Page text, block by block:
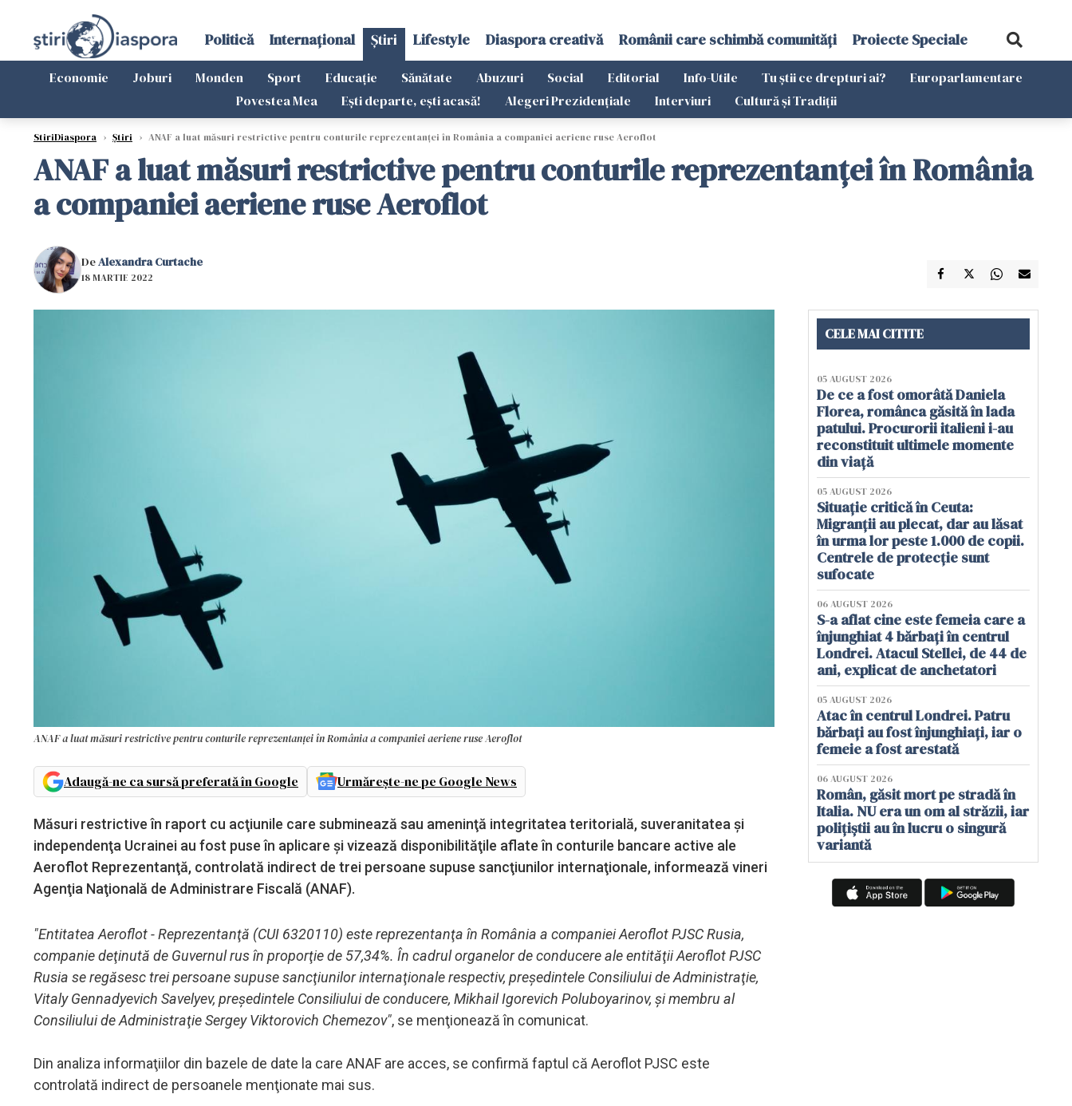
Politică Internațional Știri Lifestyle Diaspora creativă Românii care schimbă comunități Proiecte Speciale
Economie Joburi Monden Sport Educație Sănătate Abuzuri Social Editorial Info-Utile Tu știi ce drepturi ai?
Europarlamentare
Povestea Mea
Ești departe, ești acasă! Alegeri Prezidențiale Interviuri Cultură și Tradiții
StiriDiaspora › Știri › ANAF a luat măsuri restrictive pentru conturile reprezentanței în România a companiei aeriene ruse Aeroflot
ANAF a luat măsuri restrictive pentru conturile reprezentanței în România
a companiei aeriene ruse Aeroflot
DeAlexandra Curtache
18 MARTIE 2022
ANAF a luat măsuri restrictive pentru conturile reprezentanței în România a companiei aeriene ruse Aeroflot
Adaugă-ne ca sursă preferată în Google Urmărește-ne pe Google News
Măsuri restrictive în raport cu acţiunile care subminează sau ameninţă integritatea teritorială, suveranitatea şi
independenţa Ucrainei au fost puse în aplicare şi vizează disponibilităţile aflate în conturile bancare active ale
Aeroflot Reprezentanţă, controlată indirect de trei persoane supuse sancţiunilor internaţionale, informează vineri
Agenţia Naţională de Administrare Fiscală (ANAF).
"Entitatea Aeroflot - Reprezentanţă (CUI 6320110) este reprezentanţa în România a companiei Aeroflot PJSC Rusia,
companie deţinută de Guvernul rus în proporţie de 57,34%. În cadrul organelor de conducere ale entităţii Aeroflot PJSC
Rusia se regăsesc trei persoane supuse sancţiunilor internaţionale respectiv, preşedintele Consiliului de Administraţie,
Vitaly Gennadyevich Savelyev, preşedintele Consiliului de conducere, Mikhail Igorevich Poluboyarinov, şi membru al
Consiliului de Administraţie Sergey Viktorovich Chemezov", se menţionează în comunicat.
Din analiza informaţiilor din bazele de date la care ANAF are acces, se confirmă faptul că Aeroflot PJSC este
controlată indirect de persoanele menţionate mai sus.
CELE MAI CITITE
05 AUGUST 2026
De ce a fost omorâtă Daniela
Florea, românca găsită în lada
patului. Procurorii italieni i-au
reconstituit ultimele momente
din viață
05 AUGUST 2026
Situație critică în Ceuta:
Migranții au plecat, dar au lăsat
în urma lor peste 1.000 de copii.
Centrele de protecție sunt
sufocate
06 AUGUST 2026
S-a aflat cine este femeia care a
înjunghiat 4 bărbați în centrul
Londrei. Atacul Stellei, de 44 de
ani, explicat de anchetatori
05 AUGUST 2026
Atac în centrul Londrei. Patru
bărbați au fost înjunghiați, iar o
femeie a fost arestată
06 AUGUST 2026
Român, găsit mort pe stradă în
Italia. NU era un om al străzii, iar
polițiștii au în lucru o singură
variantă